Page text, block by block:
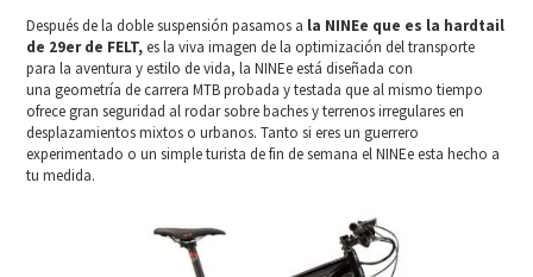
Después de la doble suspensión pasamos a la NINEe que es la hardtail
de 29er de FELT,es la viva imagen de la optimización del transporte
para la aventura y estilo de vida, la NINEe está diseñada con
una geometría de carrera MTB probada y testada que al mismo tiempo
ofrece gran seguridad al rodar sobre baches y terrenos irregulares en
desplazamientos mixtos o urbanos. Tanto si eres un guerrero
experimentado o un simple turista de fin de semana el NINEe esta hecho a
tu medida.